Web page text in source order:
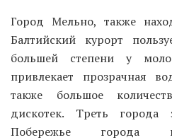
Город Мельно, также
Балтийский курорт
большей степени у
привлекает прозрачная
также большое
дискотек. Треть города
Побережье города